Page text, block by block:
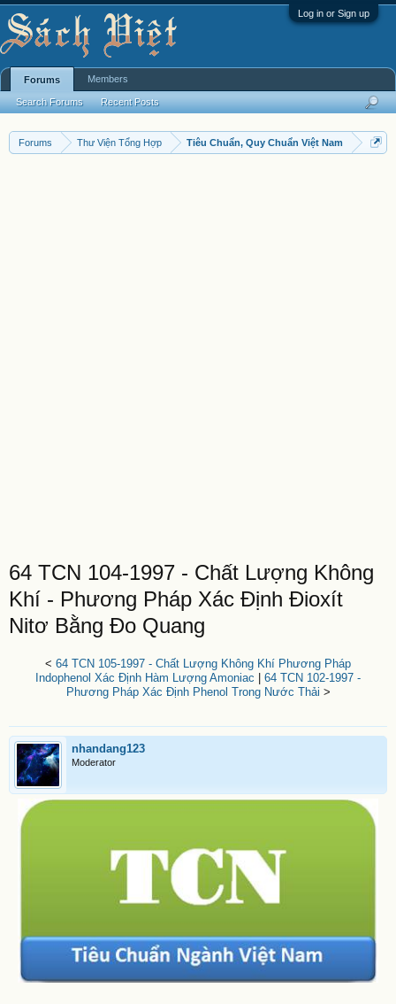
Log in or Sign up
Forums Thư Viện Tổng Hợp Tiêu Chuẩn, Quy Chuẩn Việt Nam
64 TCN 104-1997 - Chất Lượng Không
Khí - Phương Pháp Xác Định Đioxít
Nitơ Bằng Đo Quang
< 64 TCN 105-1997 - Chất Lượng Không Khí Phương Pháp
Indophenol Xác Định Hàm Lượng Amoniac
64 TCN 102-1997 -
Phương Pháp Xác Định Phenol Trong Nước Thải >
nhandang123
Moderator
Forums
Search Forums Recent Posts
Members